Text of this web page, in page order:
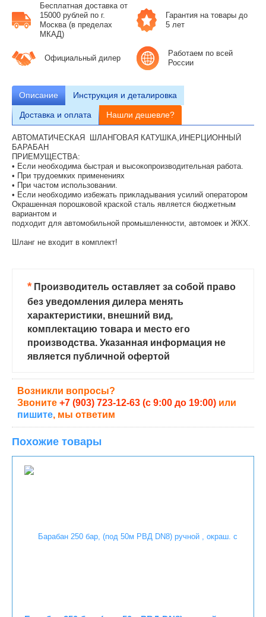
Бесплатная доставка от
15000 рублей по г.
Москва (в пределах
МКАД)
Гарантия на товары до
5 лет
Официальный дилер
Работаем по всей
России
Описание Инструкция и деталировка
Доставка и оплата Нашли дешевле?
АВТОМАТИЧЕСКАЯ ШЛАНГОВАЯ КАТУШКА,ИНЕРЦИОННЫЙ
БАРАБАН
ПРИЕМУЩЕСТВА:
• Если необходима быстрая и высокопроизводительная работа.
• При трудоемких применениях
• При частом использовании.
• Если необходимо избежать прикладывания усилий оператором
Окрашенная порошковой краской сталь является бюджетным
вариантом и
подходит для автомобильной промышленности, автомоек и ЖКХ.
Шланг не входит в комплект!
*Производитель оставляет за собой право
без уведомления дилера менять
характеристики, внешний вид,
комплектацию товара и место его
производства. Указанная информация не
является публичной офертой
Возникли вопросы?
Звоните +7 (903) 723-12-63 (с 9:00 до 19:00) или
пишите, мы ответим
Похожие товары